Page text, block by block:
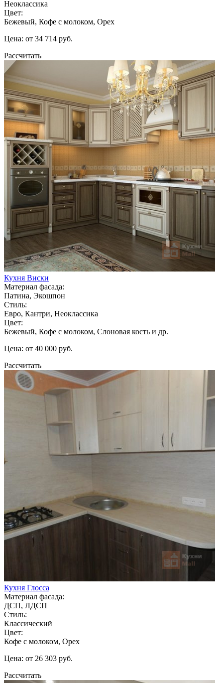
Неоклассика
Цвет:
Бежевый, Кофе с молоком, Орех
Цена: от 34 714 руб.
Рассчитать
Кухня Виски
Материал фасада:
Патина, Экошпон
Стиль:
Евро, Кантри, Неоклассика
Цвет:
Бежевый, Кофе с молоком, Слоновая кость и др.
Цена: от 40 000 руб.
Рассчитать
Кухня Глосса
Материал фасада:
ДСП, ЛДСП
Стиль:
Классический
Цвет:
Кофе с молоком, Орех
Цена: от 26 303 руб.
Рассчитать